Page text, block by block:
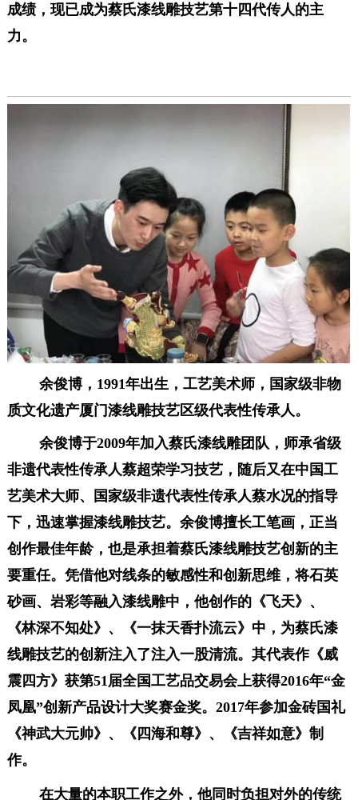
成绩， 现已成为蔡氏漆线雕技艺第十四代传人的主
力。
余俊博，1991年出生，工艺美术师， 国家级非物
质文化遗产厦门漆线雕技艺区级代表性传承人。
余俊博于2009年加入蔡氏漆线雕团队，师承省级
非遗代表性传承人蔡超荣学习技艺，随后又在中国工
艺美术大师、国家级非遗代表性传承人蔡水况的指导
下，迅速掌握漆线雕技艺。余俊博擅长工笔画，正当
创作最佳年龄，也是承担着蔡氏漆线雕技艺创新的主
要重任。凭借他对线条的敏感性和创新思维，将石英
砂画、岩彩等融入漆线雕中，他创作的《飞天》、
《林深不知处》、《一抹天香扑流云》中，为蔡氏漆
线雕技艺的创新注入了注入一股清流。其代表作《威
震四方》获第51届全国工艺品交易会上获得2016年“金
凤凰”创新产品设计大奖赛金奖。2017年参加金砖国礼
《神武大元帅》、《四海和尊》、《吉祥如意》制
作。
在大量的本职工作之外，他同时负担对外的传统